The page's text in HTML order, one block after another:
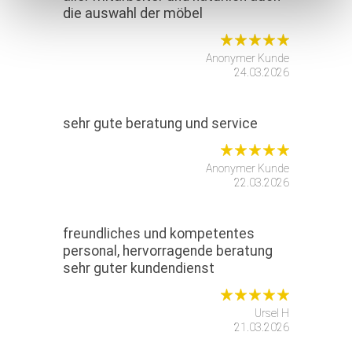
die auswahl der möbel
Anonymer Kunde
24.03.2026
sehr gute beratung und service
Anonymer Kunde
22.03.2026
freundliches und kompetentes
personal, hervorragende beratung
sehr guter kundendienst
Ursel H
21.03.2026